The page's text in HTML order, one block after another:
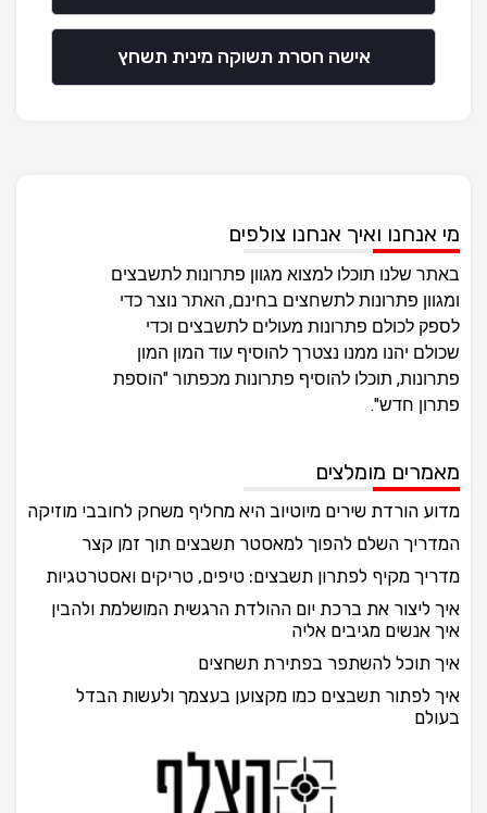
אישה חסרת תשוקה מינית תשחץ
מי אנחנו ואיך אנחנו צולפים
באתר שלנו תוכלו למצוא מגוון פתרונות לתשבצים
ומגוון פתרונות לתשחצים בחינם, האתר נוצר כדי
לספק לכולם פתרונות מעולים לתשבצים וכדי
שכולם יהנו ממנו נצטרך להוסיף עוד המון המון
פתרונות, תוכלו להוסיף פתרונות מכפתור "הוספת
פתרון חדש".
מאמרים מומלצים
מדוע הורדת שירים מיוטיוב היא מחליף משחק לחובבי מוזיקה
המדריך השלם להפוך למאסטר תשבצים תוך זמן קצר
מדריך מקיף לפתרון תשבצים: טיפים, טריקים ואסטרטגיות
איך ליצור את ברכת יום ההולדת הרגשית המושלמת ולהבין
איך אנשים מגיבים אליה
איך תוכל להשתפר בפתירת תשחצים
איך לפתור תשבצים כמו מקצוען בעצמך ולעשות הבדל
בעולם